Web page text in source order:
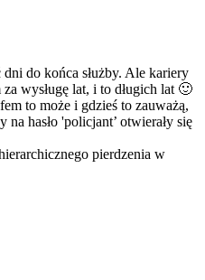
do końca służby. Ale kariery
wysługę lat, i to długich lat 🙂
to może i gdzieś to zauważą,
hasło 'policjant’ otwierały się
pierdzenia w